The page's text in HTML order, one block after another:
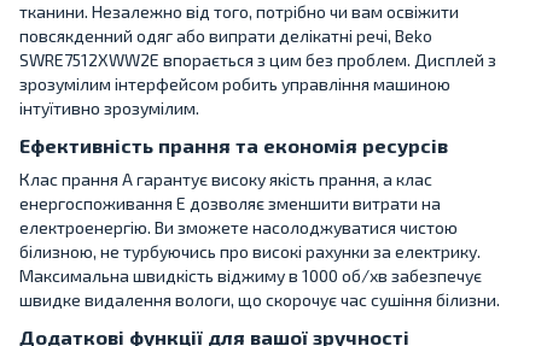
тканини. Незалежно від того, потрібно чи вам освіжити
повсякденний одяг або випрати делікатні речі, Beko
SWRE7512XWW2E впорається з цим без проблем. Дисплей з
зрозумілим інтерфейсом робить управління машиною
інтуїтивно зрозумілим.
Ефективність прання та економія ресурсів
Клас прання A гарантує високу якість прання, а клас
енергоспоживання E дозволяє зменшити витрати на
електроенергію. Ви зможете насолоджуватися чистою
білизною, не турбуючись про високі рахунки за електрику.
Максимальна швидкість віджиму в 1000 об/хв забезпечує
швидке видалення вологи, що скорочує час сушіння білизни.
Додаткові функції для вашої зручності